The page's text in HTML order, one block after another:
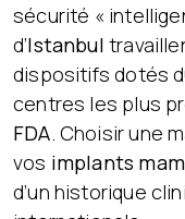
sécurité «
d’Istanbul
dispositifs dotés
centres les plus
FDA . Choisir une
vos implants
d’un historique